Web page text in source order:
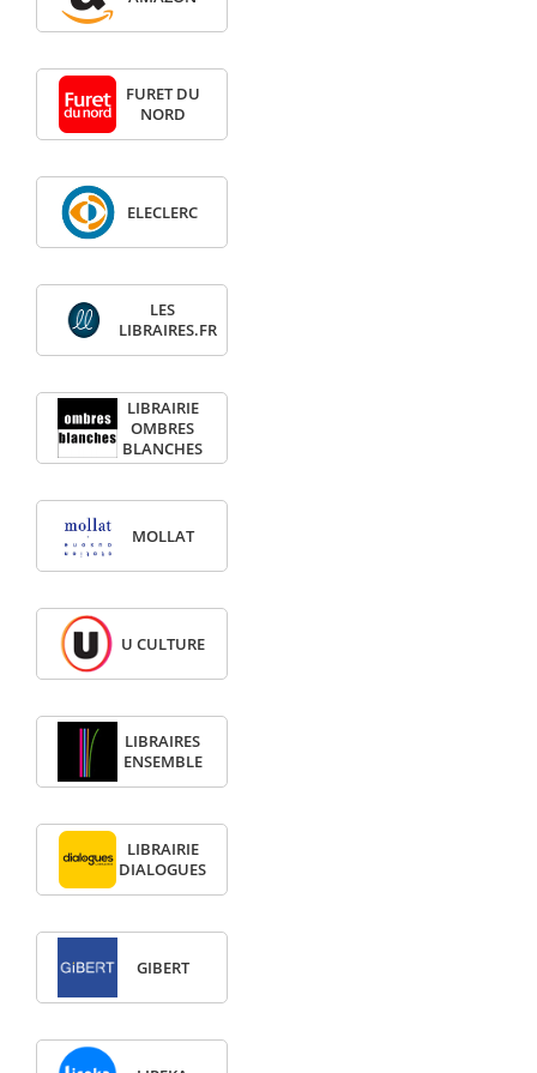
FURET DU
NORD
ELECLERC
LES
LIBRAIRES.FR
LIBRAIRIE
OMBRES
BLANCHES
MOLLAT
U CULTURE
LIBRAIRES
ENSEMBLE
LIBRAIRIE
DIALOGUES
GIBERT